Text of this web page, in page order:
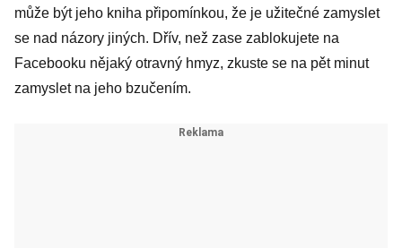
může být jeho kniha připomínkou, že je užitečné zamyslet
se nad názory jiných. Dřív, než zase zablokujete na
Facebooku nějaký otravný hmyz, zkuste se na pět minut
zamyslet na jeho bzučením.